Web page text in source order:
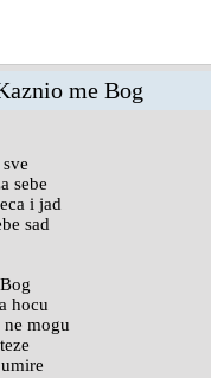
me Bog
sebe
i jad
sad
hocu
ne mogu